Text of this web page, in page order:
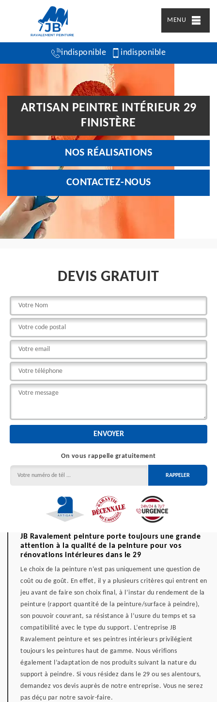
MENU
indisponible indisponible
ARTISAN PEINTRE INTÉRIEUR 29
FINISTÈRE
NOS RÉALISATIONS
CONTACTEZ-NOUS
DEVIS GRATUIT
On vous rappelle gratuitement
JB Ravalement peinture porte toujours une grande
attention à la qualité de la peinture pour vos
rénovations intérieures dans le 29
Le choix de la peinture n’est pas uniquement une question de
coût ou de goût. En effet, il y a plusieurs critères qui entrent en
jeu avant de faire son choix final, à l’instar du rendement de la
peinture (rapport quantité de la peinture/surface à peindre),
son pouvoir couvrant, sa résistance à l’usure du temps et sa
compatibilité avec le type du support. L’entreprise JB
Ravalement peinture et ses peintres intérieurs privilégient
toujours les peintures haut de gamme. Nous vérifions
également l’adaptation de nos produits suivant la nature du
support à peindre. Si vous résidez dans le 29 ou ses alentours,
demandez vos devis auprès de notre entreprise. Vous ne serez
pas déçu par notre savoir-faire.